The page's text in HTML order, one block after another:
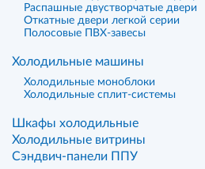
Распашные двустворчатые двери
Откатные двери легкой серии
Полосовые ПВХ-завесы
Холодильные машины
Холодильные моноблоки
Холодильные сплит-системы
Шкафы холодильные
Холодильные витрины
Сэндвич-панели ППУ